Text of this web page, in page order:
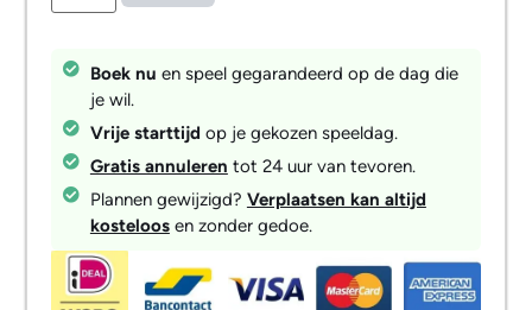
Boek nu en speel gegarandeerd op de dag die
je wil.
Vrije starttijd op je gekozen speeldag.
Gratis annuleren tot 24 uur van tevoren.
Plannen gewijzigd? Verplaatsen kan altijd
kosteloosen zonder gedoe.